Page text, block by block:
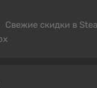
Свежие скидки в